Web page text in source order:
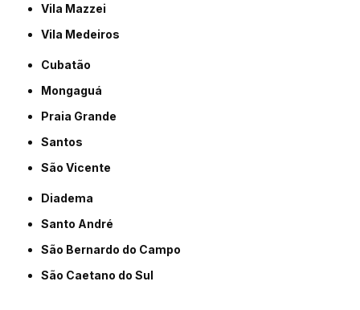
Vila Mazzei
Vila Medeiros
Cubatão
Mongaguá
Praia Grande
Santos
São Vicente
Diadema
Santo André
São Bernardo do Campo
São Caetano do Sul